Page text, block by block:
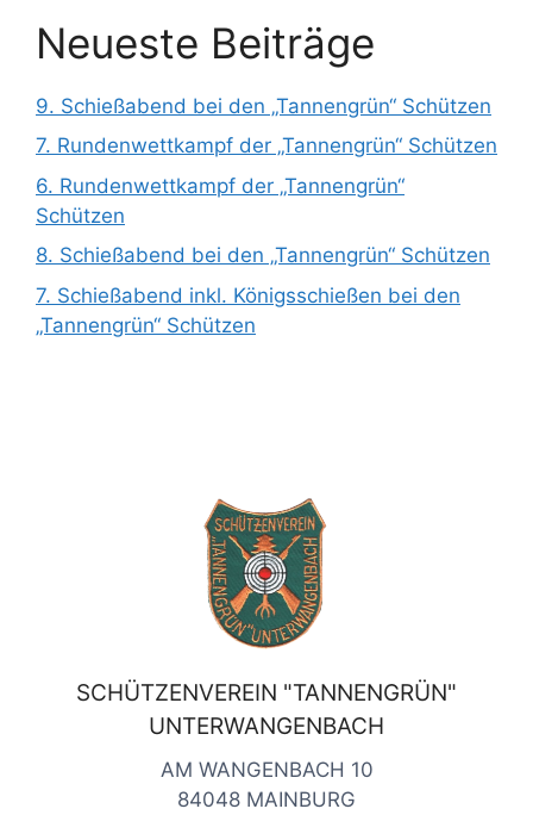
Neueste Beiträge
9. Schießabend bei den „Tannengrün“ Schützen
7. Rundenwettkampf der „Tannengrün“ Schützen
6. Rundenwettkampf der „Tannengrün“
Schützen
8. Schießabend bei den „Tannengrün“ Schützen
7. Schießabend inkl. Königsschießen bei den
„Tannengrün“ Schützen
SCHÜTZENVEREIN "TANNENGRÜN"
UNTERWANGENBACH
AM WANGENBACH 10
84048 MAINBURG